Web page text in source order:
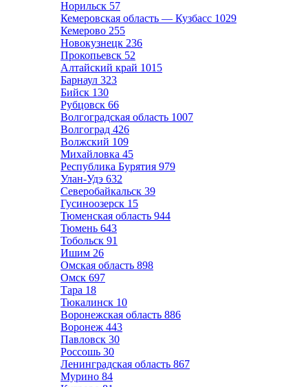
Норильск 57
Кемеровская область — Кузбасс 1029
Кемерово 255
Новокузнецк 236
Прокопьевск 52
Алтайский край 1015
Барнаул 323
Бийск 130
Рубцовск 66
Волгоградская область 1007
Волгоград 426
Волжский 109
Михайловка 45
Республика Бурятия 979
Улан-Удэ 632
Северобайкальск 39
Гусиноозерск 15
Тюменская область 944
Тюмень 643
Тобольск 91
Ишим 26
Омская область 898
Омск 697
Тара 18
Тюкалинск 10
Воронежская область 886
Воронеж 443
Павловск 30
Россошь 30
Ленинградская область 867
Мурино 84